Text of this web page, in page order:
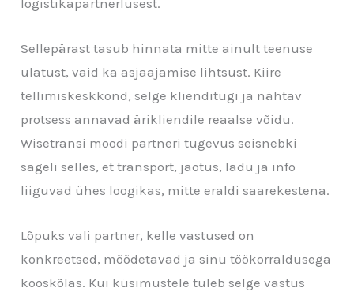
Sellepärast tasub hinnata mitte ainult teenuse
ulatust, vaid ka asjaajamise lihtsust. Kiire
tellimiskeskkond, selge klienditugi ja nähtav
protsess annavad ärikliendile reaalse võidu.
Wisetransi moodi partneri tugevus seisnebki
sageli selles, et transport, jaotus, ladu ja info
liiguvad ühes loogikas, mitte eraldi saarekestena.
Lõpuks vali partner, kelle vastused on
konkreetsed, mõõdetavad ja sinu töökorraldusega
kooskõlas. Kui küsimustele tuleb selge vastus